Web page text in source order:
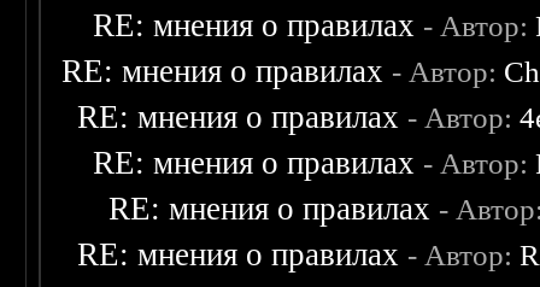
RE: мнения о правилах - Автор:
RE: мнения о правилах - Автор:
RE: мнения о правилах - Автор:
RE: мнения о правилах - Автор:
RE: мнения о правилах -
RE: мнения о правилах - Автор: